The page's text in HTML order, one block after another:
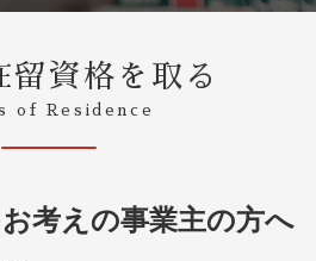
留資格を取る
of Residence
考えの事業主の方へ